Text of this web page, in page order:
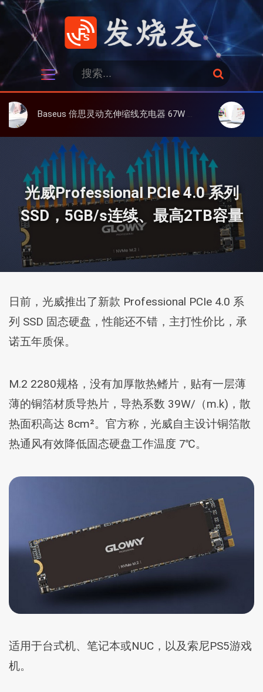
跳
发烧友
：
搜
索
Baseus 倍思灵动充伸缩线充电器 67W 3C，超耐用可伸缩线、氮化镓、3C多设备同时充 大上 Paperlike
光威Professional PCIe 4.0 系列
SSD，5GB/s连续、最高2TB容量
日前，光威推出了新款 Professional PCIe 4.0 系
列 SSD 固态硬盘，性能还不错，主打性价比，承
诺五年质保。
M.2 2280规格，没有加厚散热鳍片，贴有一层薄
薄的铜箔材质导热片，导热系数 39W/（m.k)，散
热面积高达 8cm²。官方称，光威自主设计铜箔散
热通风有效降低固态硬盘工作温度 7℃。
适用于台式机、笔记本或NUC，以及索尼PS5游戏
机。